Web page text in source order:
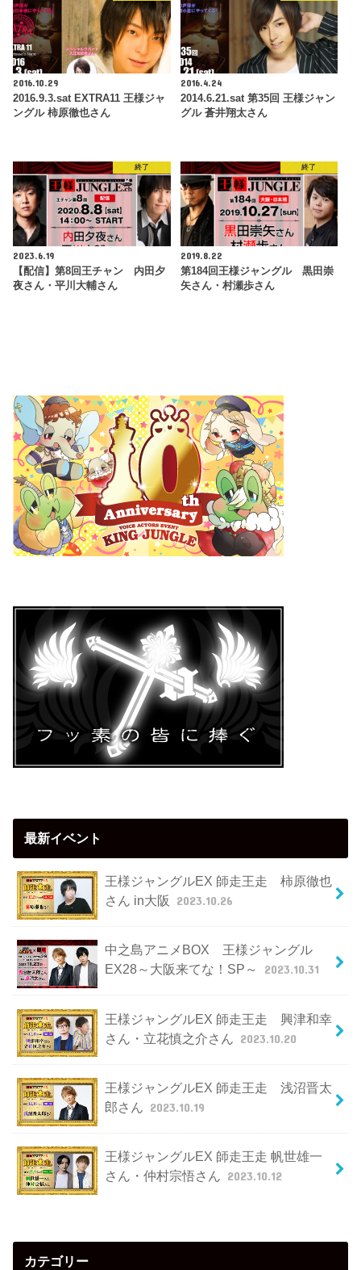
2016.10.29
2016.9.3.sat EXTRA11 王様ジャ
ングル 柿原徹也さん
2016.4.24
2014.6.21.sat 第35回 王様ジャン
グル 蒼井翔太さん
終了
2023.6.19
【配信】第8回王チャン 内田夕
夜さん・平川大輔さん
終了
2019.8.22
第184回王様ジャングル 黒田崇
矢さん・村瀬歩さん
最新イベント
王様ジャングルEX 師走王走 柿原徹也
さん in大阪
2023.10.26
中之島アニメBOX 王様ジャングル
EX28～大阪来てな！SP～
2023.10.31
王様ジャングルEX 師走王走 興津和幸
さん・立花慎之介さん 2023.10.20
王様ジャングルEX 師走王走 浅沼晋太
郎さん 2023.10.19
王様ジャングルEX 師走王走 帆世雄一
さん・仲村宗悟さん 2023.10.12
カテゴリー